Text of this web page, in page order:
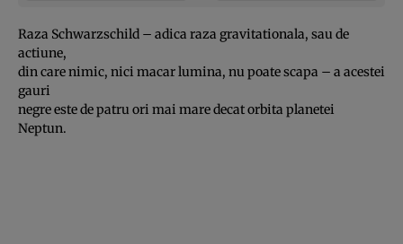
Raza Schwarzschild – adica raza gravitationala, sau de
actiune,
din care nimic, nici macar lumina, nu poate scapa – a acestei
gauri
negre este de patru ori mai mare decat orbita planetei
Neptun.